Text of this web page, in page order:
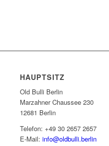
HAUPTSITZ
Old Bulli Berlin
Marzahner Chaussee 230
12681 Berlin
Telefon: +49 30 2657 2657
E-Mail:info@oldbulli.berlin